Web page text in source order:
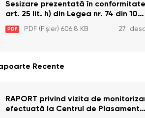
Sesizare prezentată în
art. 25 lit. h) din Legea nr. 74 din 10
aprilie 2025 cu privire la Curtea
Constituțională şi art. 26 din Legea
PDF PDF (Fișier) 606.8 KB 27
Recente
RAPORT privind vizita de
efectuată la Centrul de Plasament